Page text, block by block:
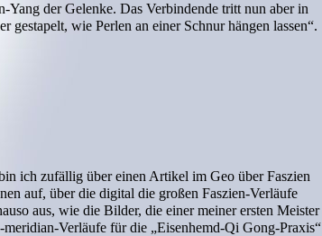
Yang der Gelenke. Das Verbindende tritt nun aber in
gestapelt, wie Perlen an einer Schnur hängen lassen“.
ich zufällig über einen Artikel im Geo über Faszien
auf, über die digital die großen Faszien-Verläufe
aus, wie die Bilder, die einer meiner ersten Meister
Verläufe für die „Eisenhemd-Qi Gong-Praxis“